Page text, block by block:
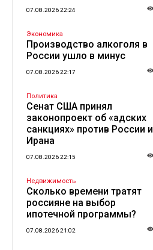
07.08.2026 22:24
Экономика
Производство алкоголя в
России ушло в минус
07.08.2026 22:17
Политика
Сенат США принял
законопроект об «адских
санкциях» против России и
Ирана
07.08.2026 22:15
Недвижимость
Сколько времени тратят
россияне на выбор
ипотечной программы?
07.08.2026 21:02